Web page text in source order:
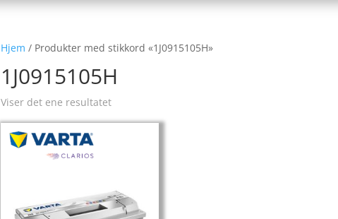
Hjem / Produkter med stikkord «1J0915105H»
1J0915105H
Viser det ene resultatet